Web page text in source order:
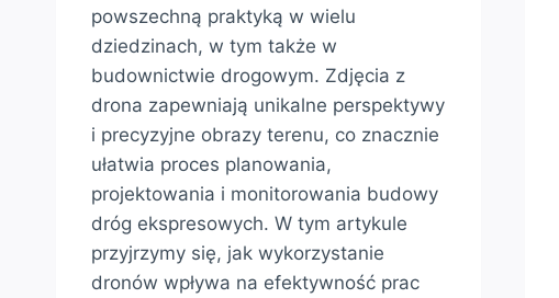
powszechną praktyką w wielu
dziedzinach, w tym także w
budownictwie drogowym. Zdjęcia z
drona zapewniają unikalne perspektywy
i precyzyjne obrazy terenu, co znacznie
ułatwia proces planowania,
projektowania i monitorowania budowy
dróg ekspresowych. W tym artykule
przyjrzymy się, jak wykorzystanie
dronów wpływa na efektywność prac